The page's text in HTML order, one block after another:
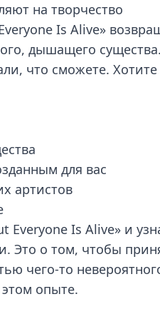
на творчество
Is Alive»
дышащего
что сможете.
для вас
артистов
Is Alive» и
о том, чтобы
чего-то
опыте.